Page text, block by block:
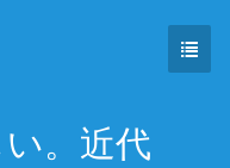
。近代